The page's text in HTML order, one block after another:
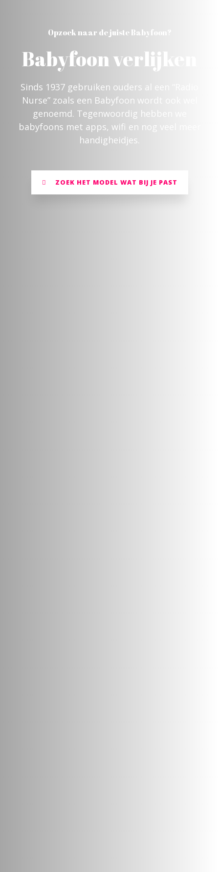
Opzoek naar de juiste Babyfoon?
Babyfoon verlijken
Sinds 1937 gebruiken ouders al een “Radio
Nurse” zoals een Babyfoon wordt ook wel
genoemd. Tegenwoordig hebben we
babyfoons met apps, wifi en nog veel meer
handigheidjes.
ZOEK HET MODEL WAT BIJ JE PAST